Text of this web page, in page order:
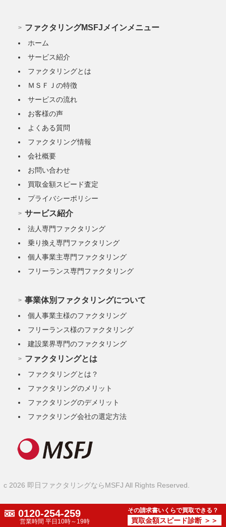
0120-254-259
営業時間 平日10時～19時
その請求書いくらで買取できる？
買取金額スピード診断 ＞＞
ファクタリングMSFJメインメニュー
ホーム
サービス紹介
ファクタリングとは
ＭＳＦＪの特徴
サービスの流れ
お客様の声
よくある質問
ファクタリング情報
会社概要
お問い合わせ
買取金額スピード査定
プライバシーポリシー
サービス紹介
法人専門ファクタリング
乗り換え専門ファクタリング
個人事業主専門ファクタリング
フリーランス専門ファクタリング
事業体別ファクタリングについて
個人事業主様のファクタリング
フリーランス様のファクタリング
建設業界専門のファクタリング
ファクタリングとは
ファクタリングとは？
ファクタリングのメリット
ファクタリングのデメリット
ファクタリング会社の選定方法
c 2026 即日ファクタリングならMSFJ All Rights Reserved.